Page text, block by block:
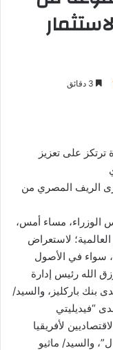
على تعزيز
الريف المصري من
الوزراء، مساء أمس،
لاستعراض
سواء في الأصول
الله رئيس إدارة
بنك باركليز، والسيد/
“فيديليتي
لأفريقيا
والسيد/ ماثيو